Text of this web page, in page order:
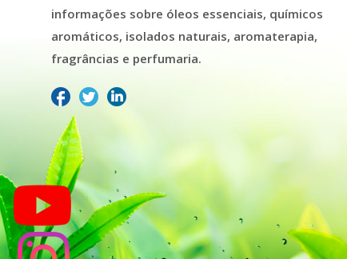
informações sobre óleos essenciais, químicos
aromáticos, isolados naturais, aromaterapia,
fragrâncias e perfumaria.